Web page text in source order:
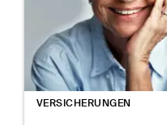
VERSICHERUNGEN